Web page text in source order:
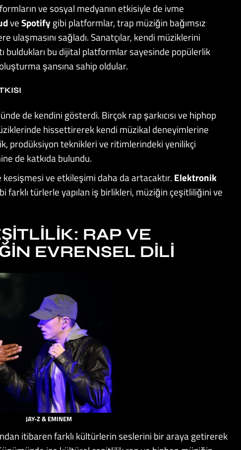
ve sosyal medyanın etkisiyle de ivme
veSpotify gibi platformlar, trap müziğin bağımsız
ulaşmasını sağladı. Sanatçılar, kendi müziklerini
buldukları bu dijital platformlar sayesinde popülerlik
şansına sahip oldular.
de kendini gösterdi. Birçok rap şarkıcısı ve hiphop
hissettirerek kendi müzikal deneyimlerine
prodüksiyon teknikleri ve ritimlerindeki yenilikçi
de katkıda bulundu.
ve etkileşimi daha da artacaktır. Elektronik
farklı türlerle yapılan iş birlikleri, müziğin çeşitliliğini ve
RAP VE
EVRENSEL DILI
JAY-Z & EMINEM
itibaren farklı kültürlerin seslerini bir araya getirerek